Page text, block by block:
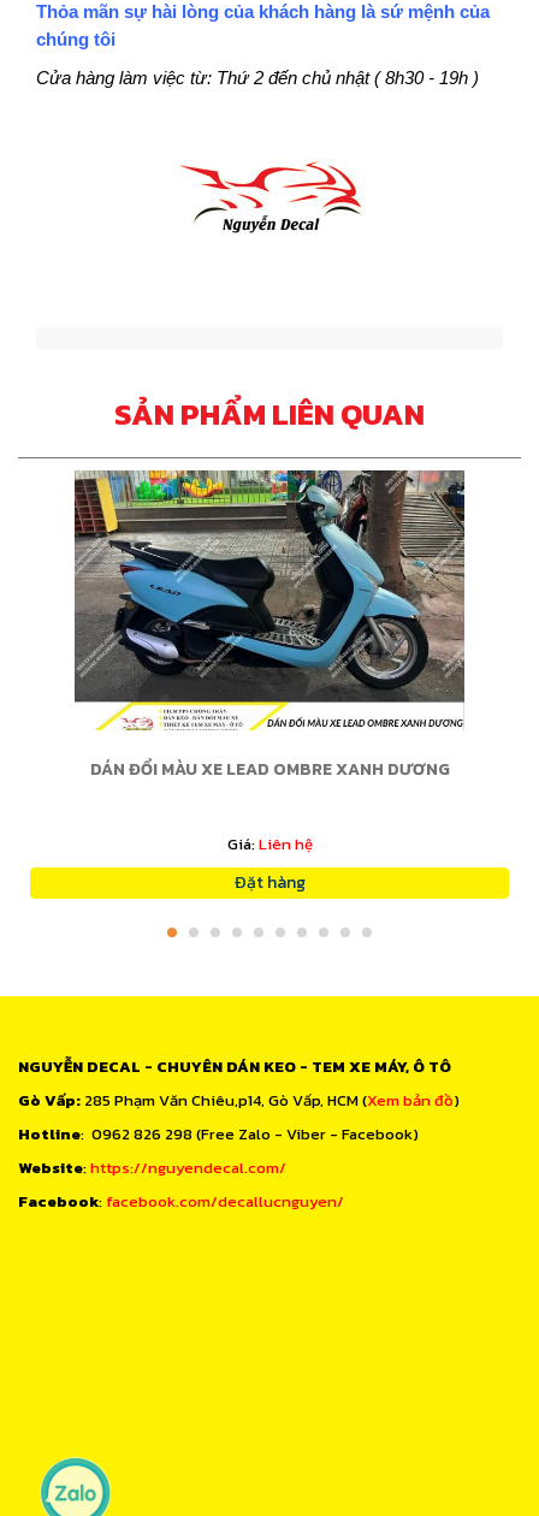
Thỏa mãn sự hài lòng của khách hàng là sứ mệnh của
chúng tôi
Cửa hàng làm việc từ: Thứ 2 đến chủ nhật ( 8h30 - 19h )
SẢN PHẨM LIÊN QUAN
DÁN ĐỔI MÀU XE LEAD OMBRE XANH DƯƠNG
Giá:Liên hệ
Đặt hàng
NGUYỄN DECAL - CHUYÊN DÁN KEO - TEM XE MÁY, Ô TÔ
Gò Vấp: 285 Phạm Văn Chiêu,p14, Gò Vấp, HCM (Xem bản đồ)
Hotline: 0962 826 298 (Free Zalo - Viber - Facebook)
Website:https://nguyendecal.com/
Facebook: facebook.com/decallucnguyen/